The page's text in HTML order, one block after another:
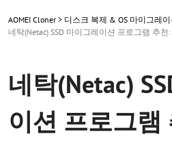
AOMEI Cloner > 디스크 복제 & OS 마이그레이
네탁(Netac) SSD 마이그레이션 프로그램 추
네탁(Netac)
이션 프로그램